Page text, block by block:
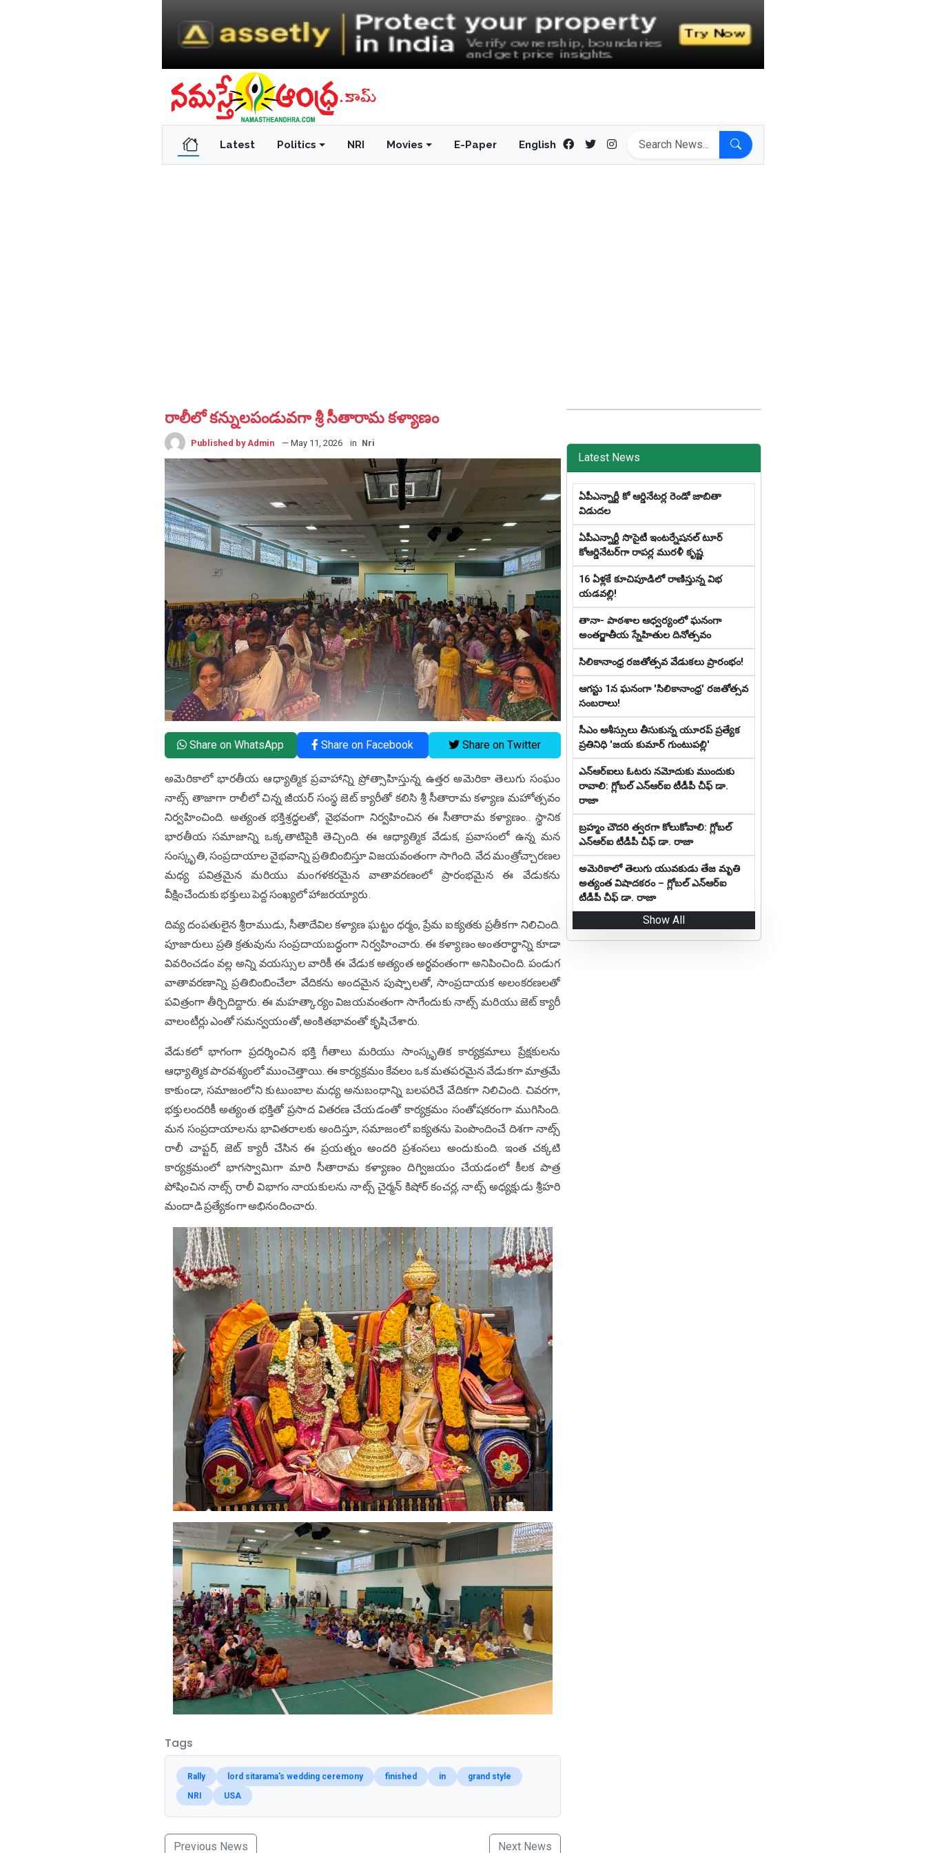
Latest Politics NRI Movies E-Paper English
రాలీలో కన్నులపండువగా శ్రీ సీతారామ కళ్యాణం
Published by Admin — May 11, 2026 in Nri
Share on WhatsApp Share on Facebook Share on Twitter
అమెరికాలో భారతీయ ఆధ్యాత్మిక ప్రవాహాన్ని ప్రోత్సాహిస్తున్న ఉత్తర అమెరికా తెలుగు సంఘం
నాట్స్ తాజాగా రాలీలో చిన్న జీయర్ సంస్థ జెట్ క్యారీతో కలిసి శ్రీ సీతారామ కళ్యాణ మహోత్సవం
నిర్వహించింది. అత్యంత భక్తిశ్రద్ధలతో, వైభవంగా నిర్వహించిన ఈ సీతారామ కళ్యాణం.. స్థానిక
భారతీయ సమాజాన్ని ఒక్కతాటిపైకి తెచ్చింది. ఈ ఆధ్యాత్మిక వేడుక, ప్రవాసంలో ఉన్న మన
సంస్కృతి, సంప్రదాయాల వైభవాన్ని ప్రతిబింబిస్తూ విజయవంతంగా సాగింది. వేద మంత్రోచ్చారణల
మధ్య పవిత్రమైన మరియు మంగళకరమైన వాతావరణంలో ప్రారంభమైన ఈ వేడుకను
వీక్షించేందుకు భక్తులు పెద్ద సంఖ్యలో హాజరయ్యారు.
దివ్య దంపతులైన శ్రీరాముడు, సీతాదేవిల కళ్యాణ ఘట్టం ధర్మం, ప్రేమ ఐక్యతకు ప్రతీకగా నిలిచింది.
పూజారులు ప్రతి క్రతువును సంప్రదాయబద్ధంగా నిర్వహించారు. ఈ కళ్యాణం అంతరార్థాన్ని కూడా
వివరించడం వల్ల అన్ని వయస్సుల వారికీ ఈ వేడుక అత్యంత అర్థవంతంగా అనిపించింది. పండుగ
వాతావరణాన్ని ప్రతిబింబించేలా వేదికను అందమైన పుష్పాలతో, సాంప్రదాయక అలంకరణలతో
పవిత్రంగా తీర్చిదిద్దారు. ఈ మహత్కార్యం విజయవంతంగా సాగేందుకు నాట్స్ మరియు జెట్ క్యారీ
వాలంటీర్లు ఎంతో సమన్వయంతో, అంకితభావంతో కృషి చేశారు.
వేడుకలో భాగంగా ప్రదర్శించిన భక్తి గీతాలు మరియు సాంస్కృతిక కార్యక్రమాలు ప్రేక్షకులను
ఆధ్యాత్మిక పారవశ్యంలో ముంచెత్తాయి. ఈ కార్యక్రమం కేవలం ఒక మతపరమైన వేడుకగా మాత్రమే
కాకుండా, సమాజంలోని కుటుంబాల మధ్య అనుబంధాన్ని బలపరిచే వేదికగా నిలిచింది. చివరగా,
భక్తులందరికీ అత్యంత భక్తితో ప్రసాద వితరణ చేయడంతో కార్యక్రమం సంతోషకరంగా ముగిసింది.
మన సంప్రదాయాలను భావితరాలకు అందిస్తూ, సమాజంలో ఐక్యతను పెంపొందించే దిశగా నాట్స్
రాలీ చాప్టర్, జెట్ క్యారీ చేసిన ఈ ప్రయత్నం అందరి ప్రశంసలు అందుకుంది. ఇంత చక్కటి
కార్యక్రమంలో భాగస్వామిగా మారి సీతారామ కళ్యాణం దిగ్విజయం చేయడంలో కీలక పాత్ర
పోషించిన నాట్స్ రాలీ విభాగం నాయకులను నాట్స్ చైర్మన్ కిషోర్ కంచర్ల, నాట్స్ అధ్యక్షుడు శ్రీహరి
మందాడి ప్రత్యేకంగా అభినందించారు.
Tags
Rally lord sitarama's wedding ceremony finished in
grand style
NRI
USA
Previous News Next News
Latest News
ఏపీఎన్నార్టీ కో ఆర్డినేటర్ల రెండో జాబితా
విడుదల
ఏపీఎన్నార్టీ సొసైటీ ఇంటర్నేషనల్ టూర్
కోఆర్డినేటర్‌గా రాపర్ల మురళీ కృష్ణ
16 ఏళ్లకే కూచిపూడిలో రాణిస్తున్న విభ
యడవల్లి!
తానా- పాఠశాల ఆధ్వర్యంలో ఘనంగా
అంతర్జాతీయ స్నేహితుల దినోత్సవం
సిలికానాంధ్ర రజతోత్సవ వేడుకలు ప్రారంభం!
ఆగస్టు 1న ఘనంగా 'సిలికానాంధ్ర' రజతోత్సవ
సంబరాలు!
సీఎం ఆశీస్సులు తీసుకున్న యూరప్ ప్రత్యేక
ప్రతినిధి 'జయ కుమార్ గుంటుపల్లి'
ఎన్ఆర్ఐలు ఓటరు నమోదుకు ముందుకు
రావాలి: గ్లోబల్ ఎన్ఆర్ఐ టీడీపీ చీఫ్ డా.
రాజా
బ్రహ్మం చౌదరి త్వరగా కోలుకోవాలి: గ్లోబల్
ఎన్ఆర్ఐ టీడీపీ చీఫ్ డా. రాజా
అమెరికాలో తెలుగు యువకుడు తేజ మృతి
అత్యంత విషాదకరం – గ్లోబల్ ఎన్ఆర్ఐ
టీడీపీ చీఫ్ డా. రాజా
Show All